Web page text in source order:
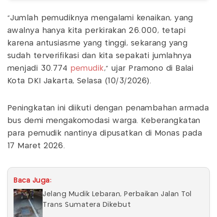
"Jumlah pemudiknya mengalami kenaikan, yang
awalnya hanya kita perkirakan 26.000, tetapi
karena antusiasme yang tinggi, sekarang yang
sudah terverifikasi dan kita sepakati jumlahnya
menjadi 30.774 pemudik," ujar Pramono di Balai
Kota DKI Jakarta, Selasa (10/3/2026).
Peningkatan ini diikuti dengan penambahan armada
bus demi mengakomodasi warga. Keberangkatan
para pemudik nantinya dipusatkan di Monas pada
17 Maret 2026.
Baca Juga:
Jelang Mudik Lebaran, Perbaikan Jalan Tol
Trans Sumatera Dikebut